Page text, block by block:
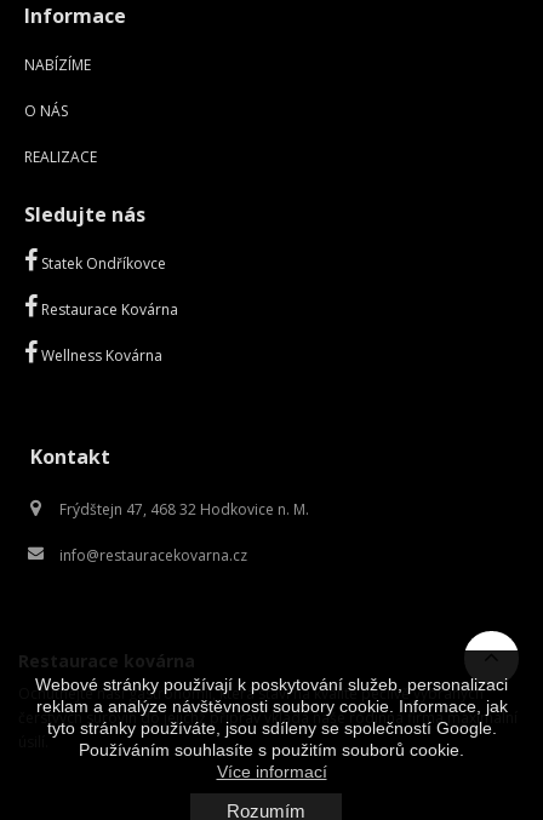
Informace
NABÍZÍME
O NÁS
REALIZACE
Sledujte nás
Statek Ondříkovce
Restaurace Kovárna
Wellness Kovárna
Kontakt
Frýdštejn 47, 468 32 Hodkovice n. M.
info@restauracekovarna.cz
Webové stránky používají k poskytování služeb, personalizaci
reklam a analýze návštěvnosti soubory cookie. Informace, jak
tyto stránky používáte, jsou sdíleny se společností Google.
Používáním souhlasíte s použitím souborů cookie.
Více informací
Rozumím
Restaurace kovárna
Ochutnejte naši gastronomii, která staví na kvalitě pečlivě vybraných
čerstvých surovin do jejichž příprav vkládá naše rodinná firma maximální